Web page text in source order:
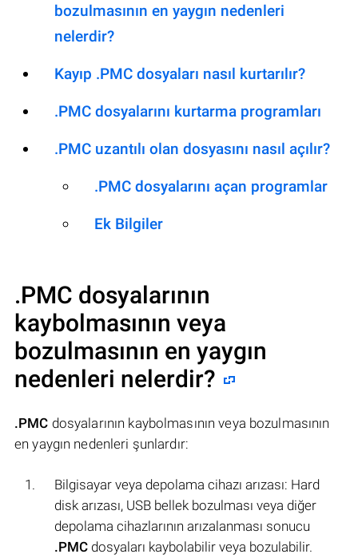
bozulmasının en yaygın nedenleri
nelerdir?
Kayıp .PMC dosyaları nasıl kurtarılır?
.PMC dosyalarını kurtarma programları
.PMC uzantılı olan dosyasını nasıl açılır?
.PMC dosyalarını açan programlar
Ek Bilgiler
.PMC dosyalarının
kaybolmasının veya
bozulmasının en yaygın
nedenleri nelerdir?
.PMC dosyalarının kaybolmasının veya bozulmasının
en yaygın nedenleri şunlardır:
Bilgisayar veya depolama cihazı arızası: Hard
disk arızası, USB bellek bozulması veya diğer
depolama cihazlarının arızalanması sonucu
.PMC dosyaları kaybolabilir veya bozulabilir.